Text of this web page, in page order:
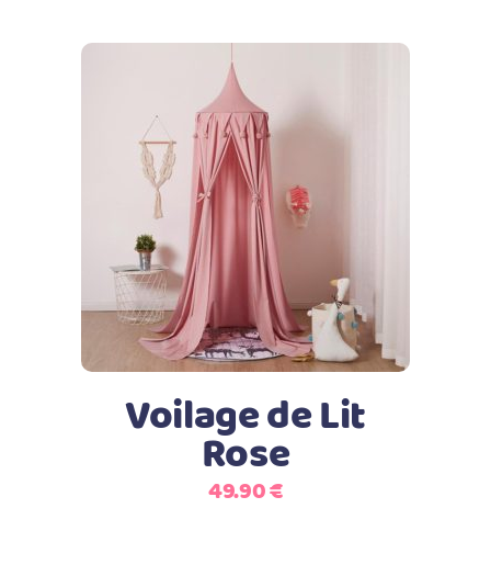
Ajouter au panier
Voilage de Lit
Rose
49.90€